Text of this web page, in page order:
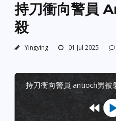
持刀衝向警員
殺
Yingying 01 Jul 2025
持刀衝向警員 antioch男被